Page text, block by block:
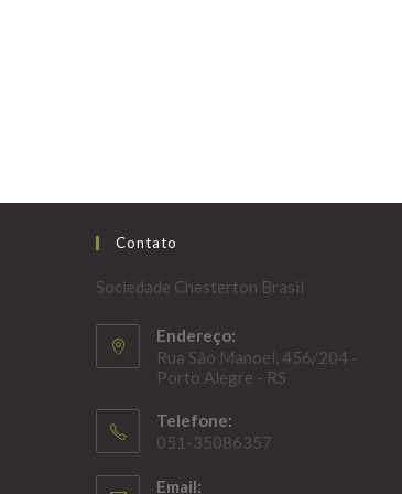
Contato
Sociedade Chesterton Brasil
Endereço:
Rua São Manoel, 456/204 -
Porto Alegre - RS
Telefone:
051-35086357
Email: